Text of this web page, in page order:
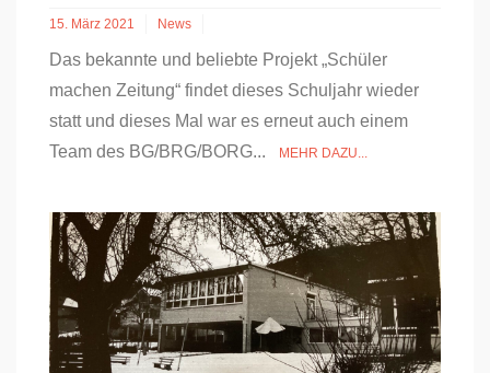
15. März 2021 News
Das bekannte und beliebte Projekt „Schüler
machen Zeitung“ findet dieses Schuljahr wieder
statt und dieses Mal war es erneut auch einem
Team des BG/BRG/BORG...
MEHR DAZU...